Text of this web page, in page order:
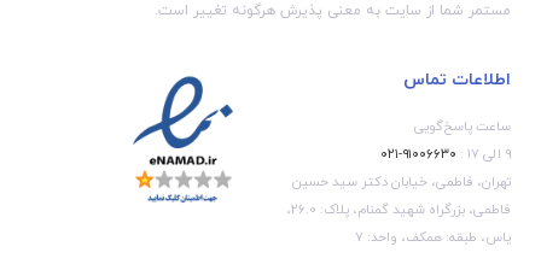
مستمر شما از سایت به معنی پذیرش هرگونه تغییر است.
اطلاعات تماس
ساعت پاسخ‌گویی
۹ الی ۱۷ :
۹۱۰۰۶۶۳۰-۰۲۱
تهران، فاطمی، خیابان دکتر سید حسین
فاطمی، بزرگراه شهید گمنام، پلاک: 26.0،
یاس، طبقه: همکف، واحد: 7